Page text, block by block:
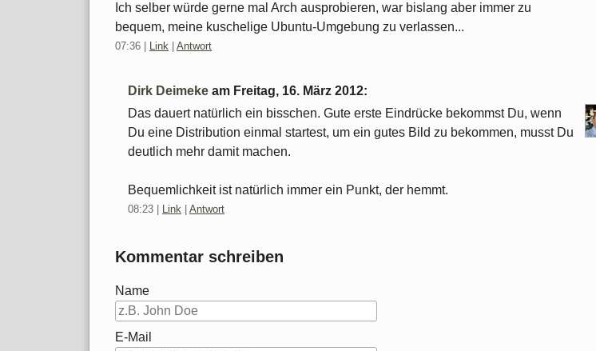
Ich selber würde gerne mal Arch ausprobieren, war bislang aber immer zu
bequem, meine kuschelige Ubuntu-Umgebung zu verlassen...
07:36 Link Antwort
Dirk Deimeke am Freitag, 16. März 2012:
Das dauert natürlich ein bisschen. Gute erste Eindrücke bekommst Du, wenn
Du eine Distribution einmal startest, um ein gutes Bild zu bekommen, musst Du
deutlich mehr damit machen.
Bequemlichkeit ist natürlich immer ein Punkt, der hemmt.
08:23 Link Antwort
Kommentar schreiben
Name
E-Mail